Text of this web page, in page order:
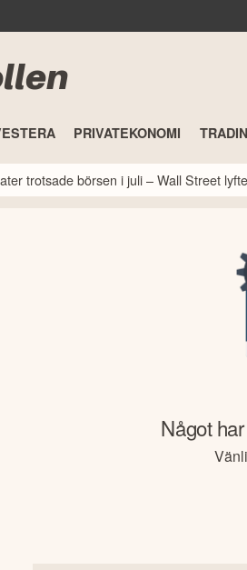
PRIVATEKONOMI
trotsade börsen i juli – Wall Street
Något